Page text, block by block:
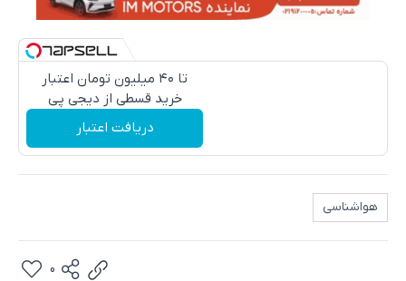
تا ۴۰ میلیون تومان اعتبار
خرید قسطی از دیجی پی
دریافت اعتبار
هواشناسی
0